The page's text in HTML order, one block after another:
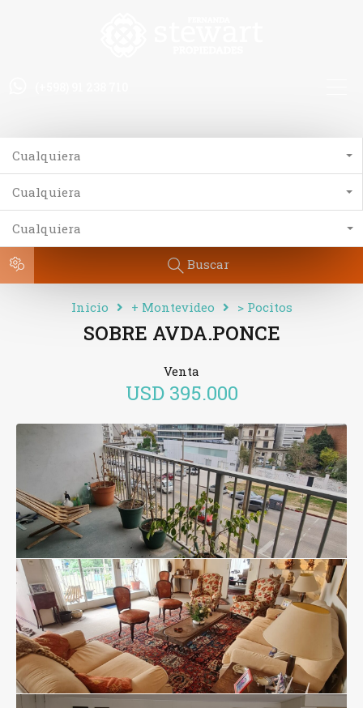
Cualquiera
Cualquiera
Cualquiera
Buscar
Inicio + Montevideo > Pocitos
SOBRE AVDA.PONCE
Venta
USD 395.000